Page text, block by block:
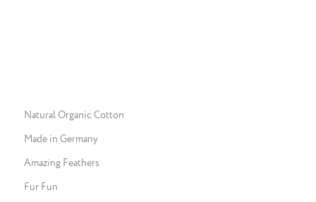
Natural Organic Cotton
Made in Germany
Amazing Feathers
Fur Fun